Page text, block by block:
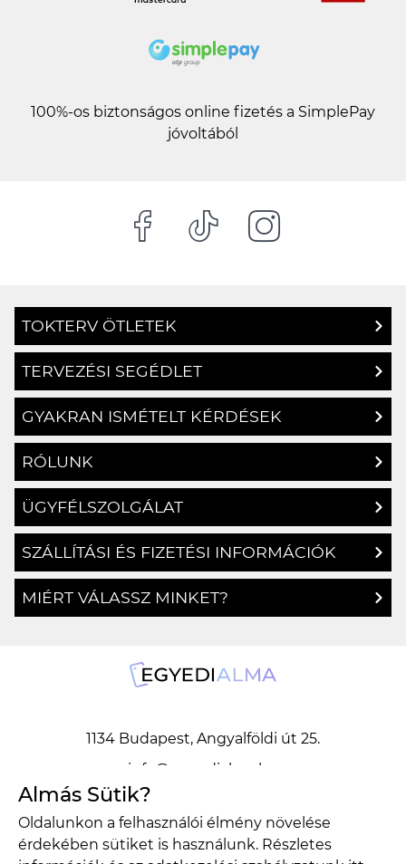
100%-os biztonságos online fizetés a SimplePay
jóvoltából
TOKTERV ÖTLETEK
TERVEZÉSI SEGÉDLET
GYAKRAN ISMÉTELT KÉRDÉSEK
RÓLUNK
ÜGYFÉLSZOLGÁLAT
SZÁLLÍTÁSI ÉS FIZETÉSI INFORMÁCIÓK
MIÉRT VÁLASSZ MINKET?
1134 Budapest, Angyalföldi út 25.
info@egyedialma.hu
1134 Budapest, Angyalföldi út 25.
info@egyedialma.hu
Almás Sütik?
Oldalunkon a felhasználói élmény növelése
érdekében sütiket is használunk. Részletes